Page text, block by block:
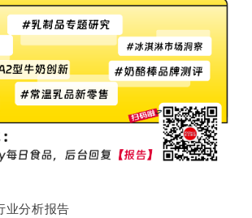
业分析报告